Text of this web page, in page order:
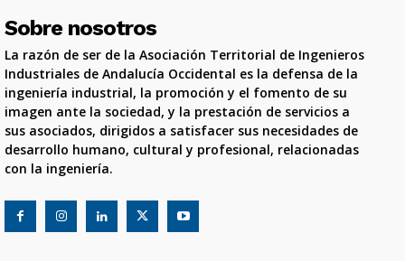
Sobre nosotros
La razón de ser de la Asociación Territorial de Ingenieros
Industriales de Andalucía Occidental es la defensa de la
ingeniería industrial, la promoción y el fomento de su
imagen ante la sociedad, y la prestación de servicios a
sus asociados, dirigidos a satisfacer sus necesidades de
desarrollo humano, cultural y profesional, relacionadas
con la ingeniería.